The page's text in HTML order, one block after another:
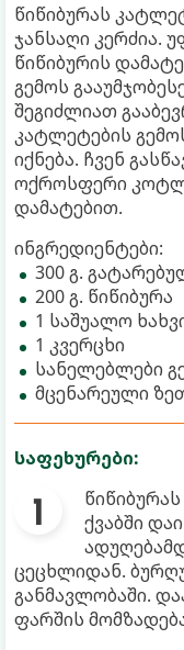
წიწიბურას
ჯანსაღი კერძია.
წიწიბურის
გემოს
შეგიძლიათ
კატლეტების
იქნება. ჩვენ
ოქროსფერი
დამატებით.
ინგრედიენტები:
300 გ.
200 გ. წიწიბურა
1 საშუალო
1 კვერცხი
სანელებლები
მცენარეული
საფეხურები:
ქვაბში
ცეცხლიდან.
განმავლობაში.
ფარშის